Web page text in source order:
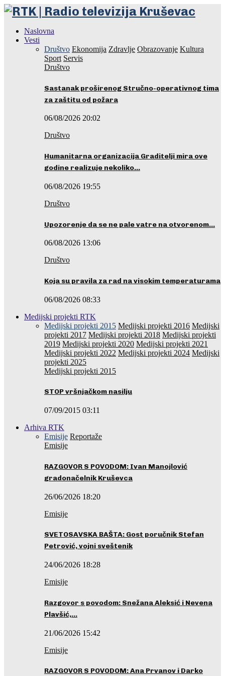
Naslovna
Vesti
Društvo Ekonomija Zdravlje Obrazovanje Kultura
Sport Servis
Društvo
Sastanak proširenog Stručno-operativnog tima
za zaštitu od požara
06/08/2026 20:02
Društvo
Humanitarna organizacija Graditelji mira ove
godine realizuje nekoliko…
06/08/2026 19:55
Društvo
Upozorenje da se ne pale vatre na otvorenom…
06/08/2026 13:06
Društvo
Koja su pravila za rad na visokim temperaturama
06/08/2026 08:33
Medijski projekti RTK
Medijski projekti 2015 Medijski projekti 2016 Medijski
projekti 2017 Medijski projekti 2018 Medijski projekti
2019 Medijski projekti 2020 Medijski projekti 2021
Medijski projekti 2022 Medijski projekti 2024 Medijski
projekti 2025
Medijski projekti 2015
STOP vršnjačkom nasilju
07/09/2015 03:11
Arhiva RTK
Emisije Reportaže
Emisije
RAZGOVOR S POVODOM: Ivan Manojlović
gradonačelnik Kruševca
26/06/2026 18:20
Emisije
SVETOSAVSKA BAŠTA: Gost poručnik Stefan
Petrović, vojni sveštenik
24/06/2026 18:28
Emisije
Razgovor s povodom: Snežana Aleksić i Nevena
Plavšić,…
21/06/2026 15:42
Emisije
RAZGOVOR S POVODOM: Ana Prvanov i Darko